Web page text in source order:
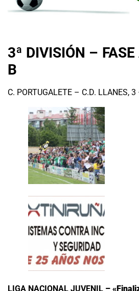
3ª DIVISIÓN – FASE
B
C. PORTUGALETE – C.D. LLANES, 3
LIGA NACIONAL JUVENIL –